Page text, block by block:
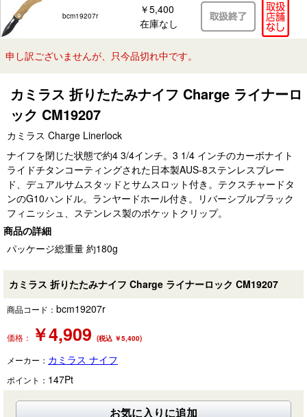
bcm19207r
￥5,400
在庫なし
申し訳ございませんが、只今品切れ中です。
カミラス 折りたたみナイフ Charge ライナーロ
ック CM19207
カミラス Charge Linerlock
ナイフを閉じた状態で約4 3/4インチ。3 1/4 インチのカーボナイト
ライドチタンコーティングされた日本製AUS-8ステンレスブレー
ド、デュアルサムスタッドとサムスロット付き。テクスチャードタ
ンのG10ハンドル。ランヤードホール付き。リバーシブルブラック
フィニッシュ、ステンレス製のポケットクリップ。
商品の詳細
パッケージ総重量 約180g
カミラス 折りたたみナイフ Charge ライナーロック CM19207
商品コード： bcm19207r
価格： ￥4,909 (税込 ￥5,400)
メーカー： カミラス ナイフ
ポイント： 147Pt
お気に入りに追加